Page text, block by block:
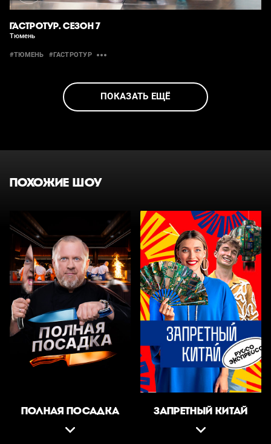
ГАСТРОТУР. СЕЗОН 7
Тюмень
#ТЮМЕНЬ #ГАСТРОТУР
ПОКАЗАТЬ ЕЩЁ
ПОХОЖИЕ ШОУ
ПОЛНАЯ ПОСАДКА ЗАПРЕТНЫЙ КИТАЙ